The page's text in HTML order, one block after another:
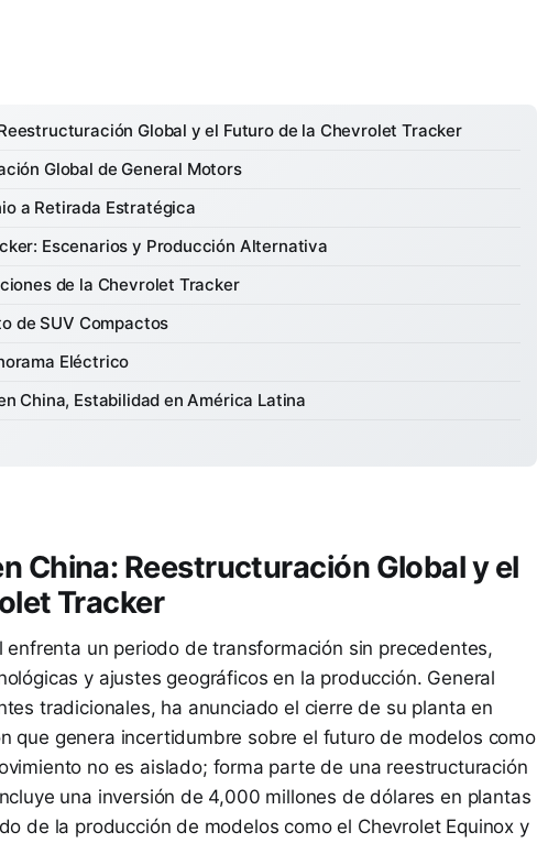
Global y el Futuro de la Chevrolet Tracker
Global de General Motors
a Retirada Estratégica
Escenarios y Producción Alternativa
de la Chevrolet Tracker
de SUV Compactos
Eléctrico
China, Estabilidad en América Latina
China: Reestructuración Global y el
Tracker
un periodo de transformación sin precedentes,
y ajustes geográficos en la producción. General
tradicionales, ha anunciado el cierre de su planta en
que genera incertidumbre sobre el futuro de modelos como
no es aislado; forma parte de una reestructuración
una inversión de 4,000 millones de dólares en plantas
de la producción de modelos como el Chevrolet Equinox y